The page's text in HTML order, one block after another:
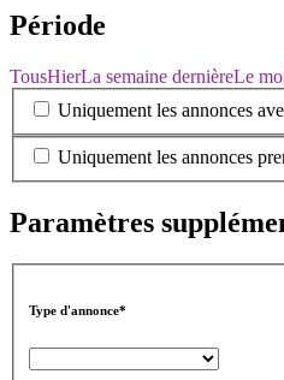
Période
TousHierLa semaine dernièreLe
Uniquement les annonces
Uniquement les annonces
Paramètres
Type d'annonce*